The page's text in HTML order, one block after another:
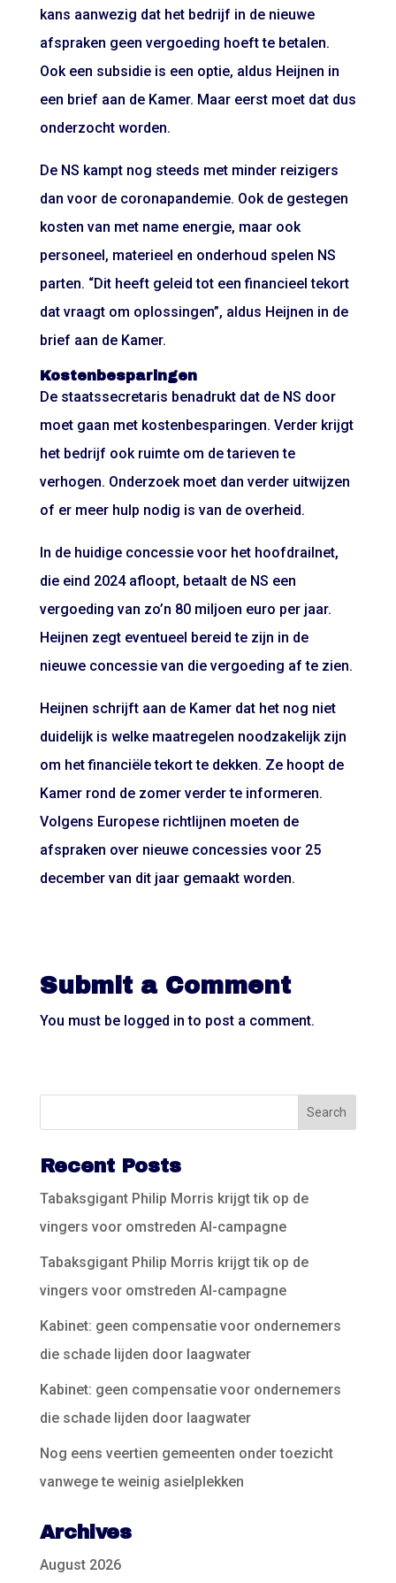
kans aanwezig dat het bedrijf in de nieuwe
afspraken geen vergoeding hoeft te betalen.
Ook een subsidie is een optie, aldus Heijnen in
een brief aan de Kamer. Maar eerst moet dat dus
onderzocht worden.
De NS kampt nog steeds met minder reizigers
dan voor de coronapandemie. Ook de gestegen
kosten van met name energie, maar ook
personeel, materieel en onderhoud spelen NS
parten. “Dit heeft geleid tot een financieel tekort
dat vraagt om oplossingen”, aldus Heijnen in de
brief aan de Kamer.
Kostenbesparingen
De staatssecretaris benadrukt dat de NS door
moet gaan met kostenbesparingen. Verder krijgt
het bedrijf ook ruimte om de tarieven te
verhogen. Onderzoek moet dan verder uitwijzen
of er meer hulp nodig is van de overheid.
In de huidige concessie voor het hoofdrailnet,
die eind 2024 afloopt, betaalt de NS een
vergoeding van zo’n 80 miljoen euro per jaar.
Heijnen zegt eventueel bereid te zijn in de
nieuwe concessie van die vergoeding af te zien.
Heijnen schrijft aan de Kamer dat het nog niet
duidelijk is welke maatregelen noodzakelijk zijn
om het financiële tekort te dekken. Ze hoopt de
Kamer rond de zomer verder te informeren.
Volgens Europese richtlijnen moeten de
afspraken over nieuwe concessies voor 25
december van dit jaar gemaakt worden.
Submit a Comment
You must be logged in to post a comment.
Recent Posts
Tabaksgigant Philip Morris krijgt tik op de
vingers voor omstreden AI-campagne
Tabaksgigant Philip Morris krijgt tik op de
vingers voor omstreden AI-campagne
Kabinet: geen compensatie voor ondernemers
die schade lijden door laagwater
Kabinet: geen compensatie voor ondernemers
die schade lijden door laagwater
Nog eens veertien gemeenten onder toezicht
vanwege te weinig asielplekken
Archives
August 2026